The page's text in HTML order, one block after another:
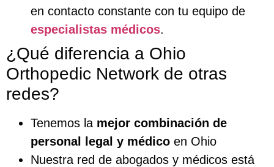
en contacto constante con tu equipo de
especialistas médicos.
¿Qué diferencia a Ohio
Orthopedic Network de otras
redes?
Tenemos la mejor combinación de
personal legal y médico en Ohio
Nuestra red de abogados y médicos está